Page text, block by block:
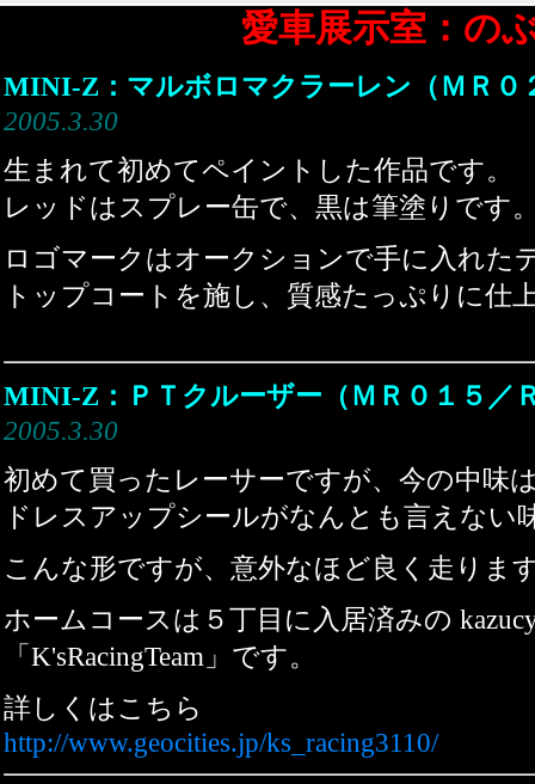
愛車展示室：の
MINI-Z：マルボロマクラーレン（ＭＲ０
2005.3.30
生まれて初めてペイントした作品です。
レッドはスプレー缶で、黒は筆塗りです
ロゴマークはオークションで手に入れた
トップコートを施し、質感たっぷりに仕
MINI-Z：ＰＴクルーザー（ＭＲ０１５／
2005.3.30
初めて買ったレーサーですが、今の中味
ドレスアップシールがなんとも言えない
こんな形ですが、意外なほど良く走りま
ホームコースは５丁目に入居済みの
「K'sRacingTeam」です。
詳しくはこちら
http://www.geocities.jp/ks_racing3110/